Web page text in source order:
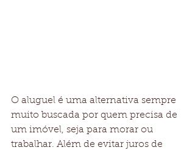
O aluguel é uma alternativa sempre
muito buscada por quem precisa de
um imóvel, seja para morar ou
trabalhar. Além de evitar juros de